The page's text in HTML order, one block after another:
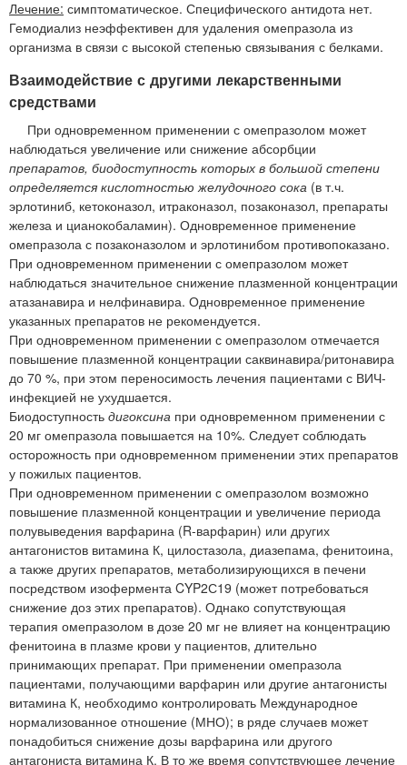
Лечение: симптоматическое. Специфического антидота нет.
Гемодиализ неэффективен для удаления омепразола из
организма в связи с высокой степенью связывания с белками.
Взаимодействие с другими лекарственными
средствами
При одновременном применении с омепразолом может
наблюдаться увеличение или снижение абсорбции
препаратов, биодоступность которых в большой степени
определяется кислотностью желудочного сока (в т.ч.
эрлотиниб, кетоконазол, итраконазол, позаконазол, препараты
железа и цианокобаламин). Одновременное применение
омепразола с позаконазолом и эрлотинибом противопоказано.
При одновременном применении с омепразолом может
наблюдаться значительное снижение плазменной концентрации
атазанавира и нелфинавира. Одновременное применение
указанных препаратов не рекомендуется.
При одновременном применении с омепразолом отмечается
повышение плазменной концентрации саквинавира/ритонавира
до 70 %, при этом переносимость лечения пациентами с ВИЧ-
инфекцией не ухудшается.
Биодоступность дигоксина при одновременном применении с
20 мг омепразола повышается на 10%. Следует соблюдать
осторожность при одновременном применении этих препаратов
у пожилых пациентов.
При одновременном применении с омепразолом возможно
повышение плазменной концентрации и увеличение периода
полувыведения варфарина (R-варфарин) или других
антагонистов витамина К, цилостазола, диазепама, фенитоина,
а также других препаратов, метаболизирующихся в печени
посредством изофермента CYP2С19 (может потребоваться
снижение доз этих препаратов). Однако сопутствующая
терапия омепразолом в дозе 20 мг не влияет на концентрацию
фенитоина в плазме крови у пациентов, длительно
принимающих препарат. При применении омепразола
пациентами, получающими варфарин или другие антагонисты
витамина К, необходимо контролировать Международное
нормализованное отношение (МНО); в ряде случаев может
понадобиться снижение дозы варфарина или другого
антагониста витамина К. В то же время сопутствующее лечение